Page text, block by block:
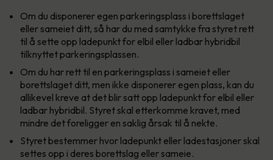
Om du disponerer egen parkeringsplass i borettslaget
eller sameiet ditt, så har du med samtykke fra styret rett
til å sette opp ladepunkt for elbil eller ladbar hybridbil
tilknyttet parkeringsplassen.
Om du har rett til en parkeringsplass i sameiet eller
borettslaget ditt, men ikke disponerer egen plass, kan du
allikevel kreve at det blir satt opp ladepunkt for elbil eller
ladbar hybridbil. Styret skal etterkomme kravet, med
mindre det foreligger en saklig årsak til å nekte.
Styret bestemmer hvor ladepunkt eller ladestasjoner skal
settes opp i deres borettslag eller sameie.